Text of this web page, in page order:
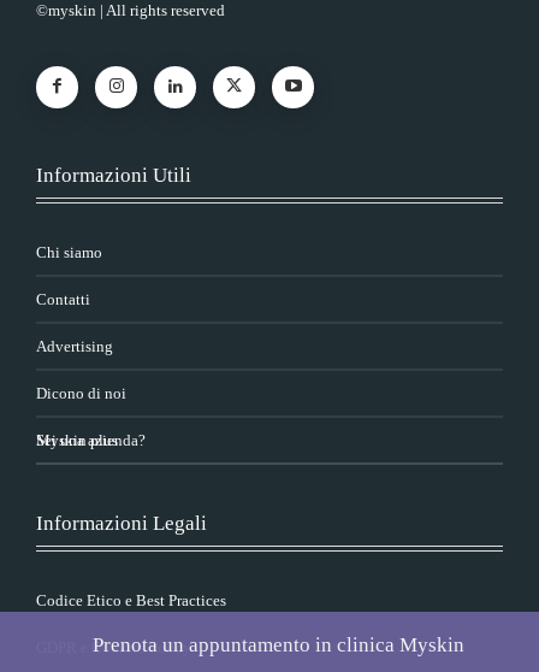
©myskin | All rights reserved
Informazioni Utili
Chi siamo
Contatti
Advertising
Dicono di noi
Sei una azienda?
Myskin plus
Informazioni Legali
Codice Etico e Best Practices
GDPR e Cookies Policy
Prenota un appuntamento in clinica Myskin